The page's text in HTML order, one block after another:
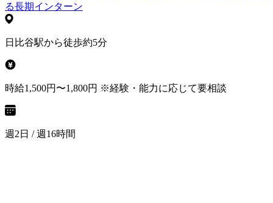
る長期インターン
日比谷駅から徒歩約5分
時給1,500円〜1,800円 ※経験・能力に応じて要相談
週2日 / 週16時間